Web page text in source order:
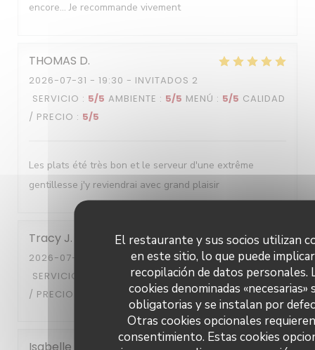
El restaurante y sus socios utilizan
en este sitio, lo que puede
recopilación de datos personales.
cookies denominadas «necesarias»
obligatorias y se instalan por
Otras cookies opcionales
consentimiento. Estas cookies
encore... Je recommande vivement
THOMAS D
2026-07-31 - 19:30 - INVITADOS 2
SERVICIO : 5/5 AMBIENTE : 5/5 MENÚ : 5/5 CALIDAD
/ PRECIO : 5/5
Les plats été très bon et le serveur d'une extrême
gentillesse j'y reviendrai avec grand plaisir
Tracy J
2026-07-28
- 13:00 - INVITADOS 2
SERVICIO
AMBIENTE: 5/5 MENÚ: 5/5 CALIDAD
/ PRECIO